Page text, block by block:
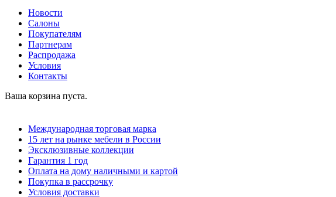
Новости
Салоны
Покупателям
Партнерам
Распродажа
Условия
Контакты
Ваша корзина пуста.
Международная торговая марка
15 лет на рынке мебели в России
Эксклюзивные коллекции
Гарантия 1 год
Оплата на дому наличными и картой
Покупка в рассрочку
Условия доставки